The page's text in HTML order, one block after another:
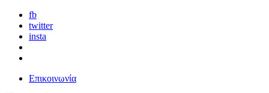
fb
twitter
insta
Επικοινωνία